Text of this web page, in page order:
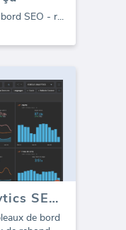
SEO - r...
Modèle Google Analytics SEO - Trafic
de bord